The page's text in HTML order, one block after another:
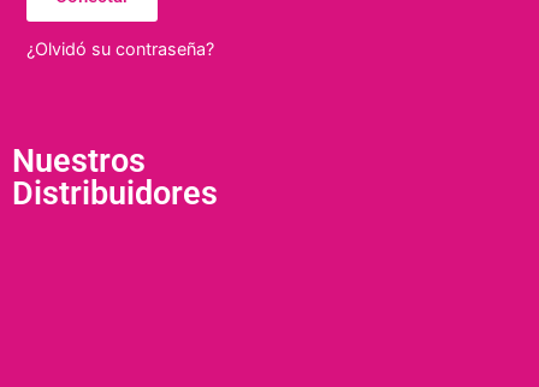
¿Olvidó su contraseña?
Nuestros
Distribuidores